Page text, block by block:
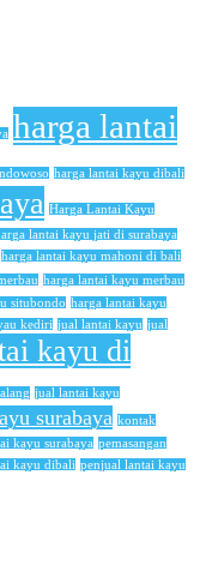
harga lantai
harga lantai kayu dibali
Harga Lantai Kayu
lantai kayu jati di surabaya
harga lantai kayu mahoni di bali
harga lantai kayu merbau
situbondo harga lantai kayu
kediri jual lantai kayu jual
kayu di
jual lantai kayu
surabaya kontak
kayu surabaya pemasangan
kayu dibali penjual lantai kayu